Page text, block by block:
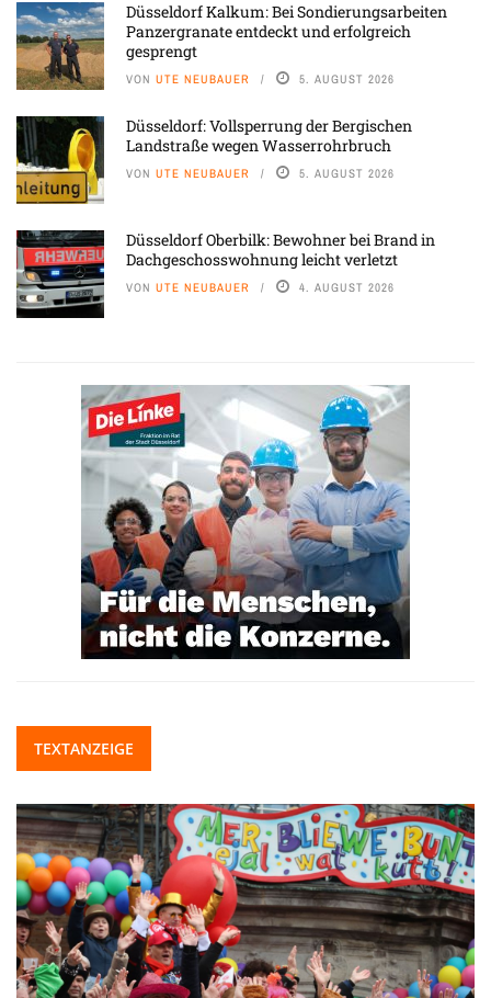
Düsseldorf Kalkum: Bei Sondierungsarbeiten
Panzergranate entdeckt und erfolgreich
gesprengt
VON UTE NEUBAUER 5. AUGUST 2026
Düsseldorf: Vollsperrung der Bergischen
Landstraße wegen Wasserrohrbruch
VON UTE NEUBAUER 5. AUGUST 2026
Düsseldorf Oberbilk: Bewohner bei Brand in
Dachgeschosswohnung leicht verletzt
VON UTE NEUBAUER 4. AUGUST 2026
TEXTANZEIGE